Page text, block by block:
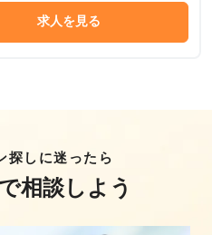
求人を見る
探しに迷ったら
相談しよう